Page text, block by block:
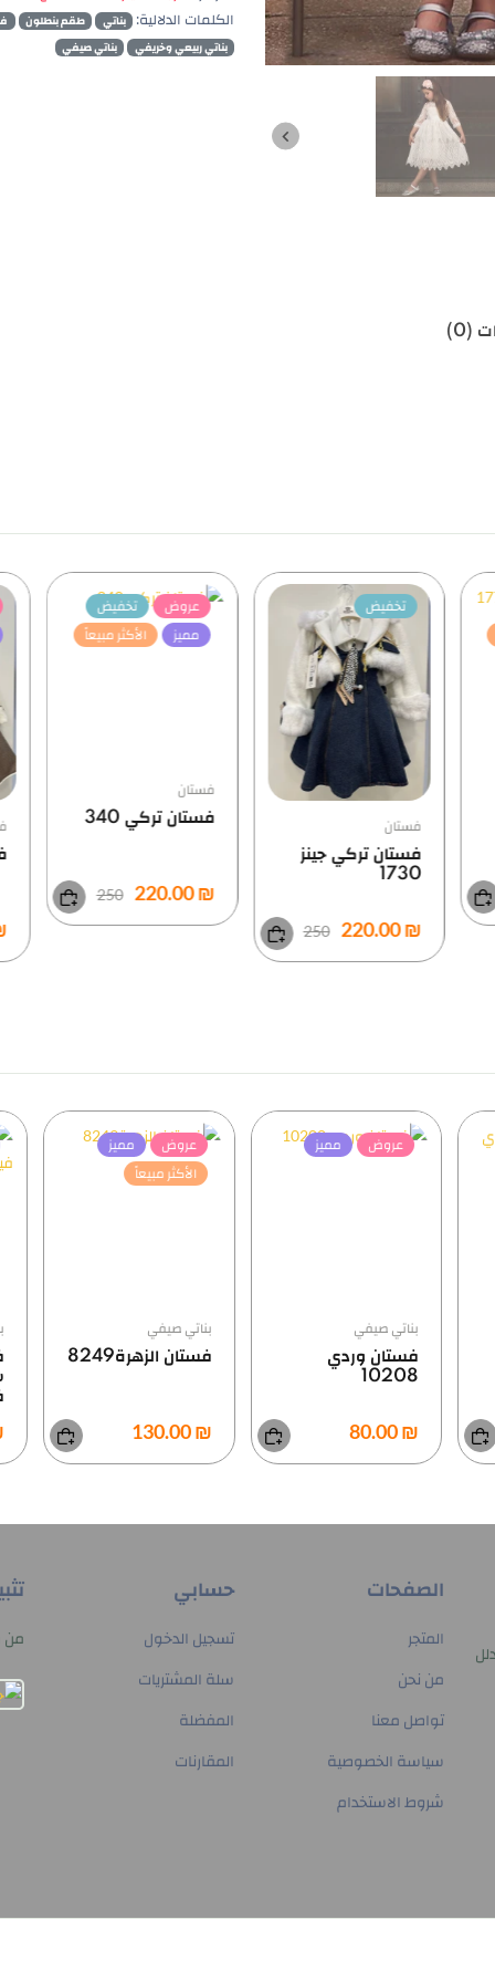
الكلمات الدلالية:
بناتي طقم بنطلون
بناتي ربيعي وخريفي
بناتي صيفي
(0)
تخفيض
فستان
فستان تركي جينز
1730
₪ 220.00
250
عروض
تخفيض
مميز
الأكثر مبيعاً
فستان
فستان تركي 340
₪ 220.00
250
عروض مميز
بناتي صيفي
فستان وردي
10208
₪ 80.00
عروض
مميز
الأكثر مبيعاً
بناتي صيفي
فستان الزهرة8249
₪ 130.00
الصفحات
المتجر
من نحن
تواصل معنا
سياسة الخصوصية
شروط الاستخدام
حسابي
تسجيل الدخول
سلة المشتريات
المفضلة
المقارنات
من